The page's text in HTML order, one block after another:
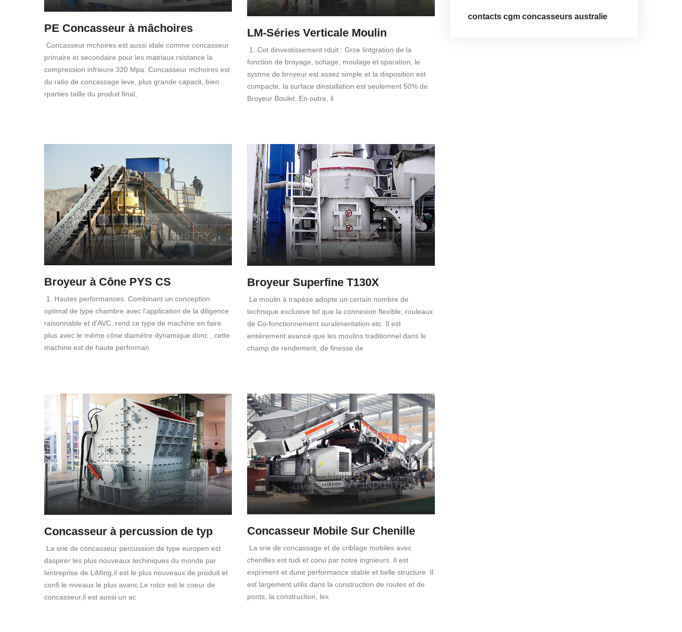
PE Concasseur à mâchoires
Concasseur mchoires est aussi idale comme concasseur
primaire et secondaire pour les matriaux rsistance la
compression infrieure 320 Mpa. Concasseur mchoires est
du ratio de concassage leve, plus grande capacit, bien
rparties taille du produit final,
LM-Séries Verticale Moulin
1. Cot dinvestissement rduit : Grce lintgration de la
fonction de broyage, schage, moulage et sparation, le
systme de broyeur est assez simple et la disposition est
compacte, la surface dinstallation est seulement 50% de
Broyeur Boulet. En outre, il
Broyeur à Cône PYS CS
1. Hautes performances. Combinant un conception
optimal de type chambre avec l'application de la diligence
raisonnable et d'AVC, rend ce type de machine en faire
plus avec le même cône diamètre dynamique donc , cette
machine est de haute performan
Broyeur Superfine T130X
Le moulin à trapèze adopte un certain nombre de
technique exclusive tel que la connexion flexible, rouleaux
de Co-fonctionnement suralimentation etc. Il est
entièrement avancé que les moulins traditionnel dans le
champ de rendement, de finesse de
Concasseur à percussion de typ
La srie de concasseur percussion de type europen est
daspirer les plus nouveaux techiniques du monde par
lentreprise de LiMing,iI est le plus nouveaux de produit et
confi le niveaux le plus avanc.Le rotor est le coeur de
concasseur,il est aussi un ac
Concasseur Mobile Sur Chenille
La srie de concassage et de criblage mobiles avec
chenilles est tudi et conu par notre ingnieurs. Il est
expriment et dune performance stable et belle structure. Il
est largement utilis dans la construction de routes et de
ponts, la construction, lex
contacts cgm concasseurs australie